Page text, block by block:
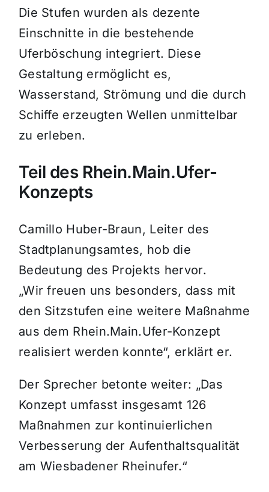
Die Stufen wurden als dezente
Einschnitte in die bestehende
Uferböschung integriert. Diese
Gestaltung ermöglicht es,
Wasserstand, Strömung und die durch
Schiffe erzeugten Wellen unmittelbar
zu erleben.
Teil des Rhein.Main.Ufer-
Konzepts
Camillo Huber-Braun, Leiter des
Stadtplanungsamtes, hob die
Bedeutung des Projekts hervor.
„Wir freuen uns besonders, dass mit
den Sitzstufen eine weitere Maßnahme
aus dem Rhein.Main.Ufer-Konzept
realisiert werden konnte“, erklärt er.
Der Sprecher betonte weiter: „Das
Konzept umfasst insgesamt 126
Maßnahmen zur kontinuierlichen
Verbesserung der Aufenthaltsqualität
am Wiesbadener Rheinufer.“